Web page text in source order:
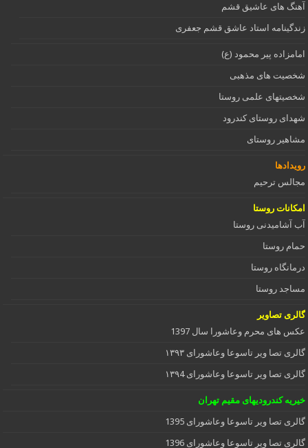
آهنگ های عاشیق قشم
زندگینامه استاد عاشق قشم جعفری
امامزاده پیر محمود (ع)
شخصیت های مذهبی
شخصیتهای علمی روستا
شهدای روستای کندرود
مشاهیر روستای
رویدادها
مجالس ترحیم
امکانات روستا
آب آشامیدنی روستا
حمام روستا
درمانگاه روستا
مساجد روستا
گالری تصاویر
عکس های محرم وعاشورا سال 1397
گالری تصا ویر تاسوعا وعاشورای ۱۳۹۳
گالری تصا ویر تاسوعا وعاشورای ۱۳۹4
خیریه کندرودیهای مقیم تهران
گالری تصا ویر تاسوعا وعاشورای 1395
گالری تصا ویر تاسوعا وعاشورای 1396